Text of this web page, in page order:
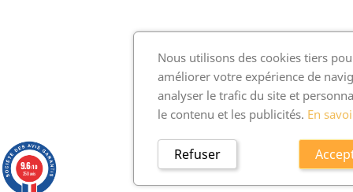
Nous utilisons des cookies tiers
améliorer votre expérience de
analyser le trafic du site et
le contenu et les publicités. En
Refuser
9.6/10
250 avis